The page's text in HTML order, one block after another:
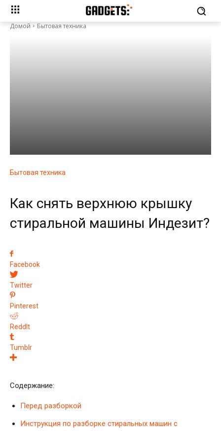
Домой Бытовая техника
Бытовая техника
Как снять верхнюю крышку
стиральной машины Индезит?
Facebook
Twitter
Pinterest
ReddIt
Tumblr
Содержание:
Перед разборкой
Инструкция по разборке стиральных машин с